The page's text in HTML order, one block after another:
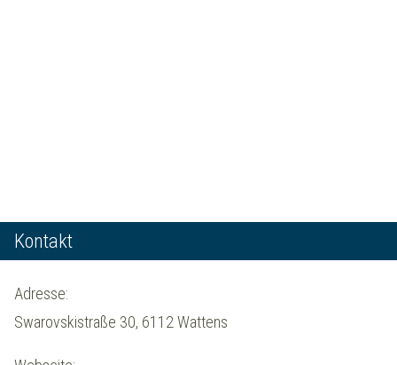
Kontakt
Adresse:
Swarovskistraße 30, 6112 Wattens